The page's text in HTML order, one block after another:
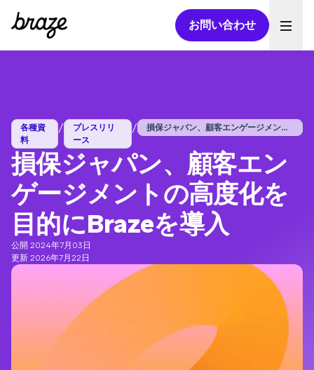
お問い合わせ
各種資
料
/
プレスリリ
ース
/ 損保ジャパン、顧客エンゲージメントの高度...
損保ジャパン、顧客エン
ゲージメントの高度化を
目的にBrazeを導入
公開 2024年7月03日
更新 2026年7月22日